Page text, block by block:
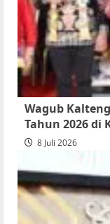
Wagub
Tahun 2026 di
8 Juli 2026